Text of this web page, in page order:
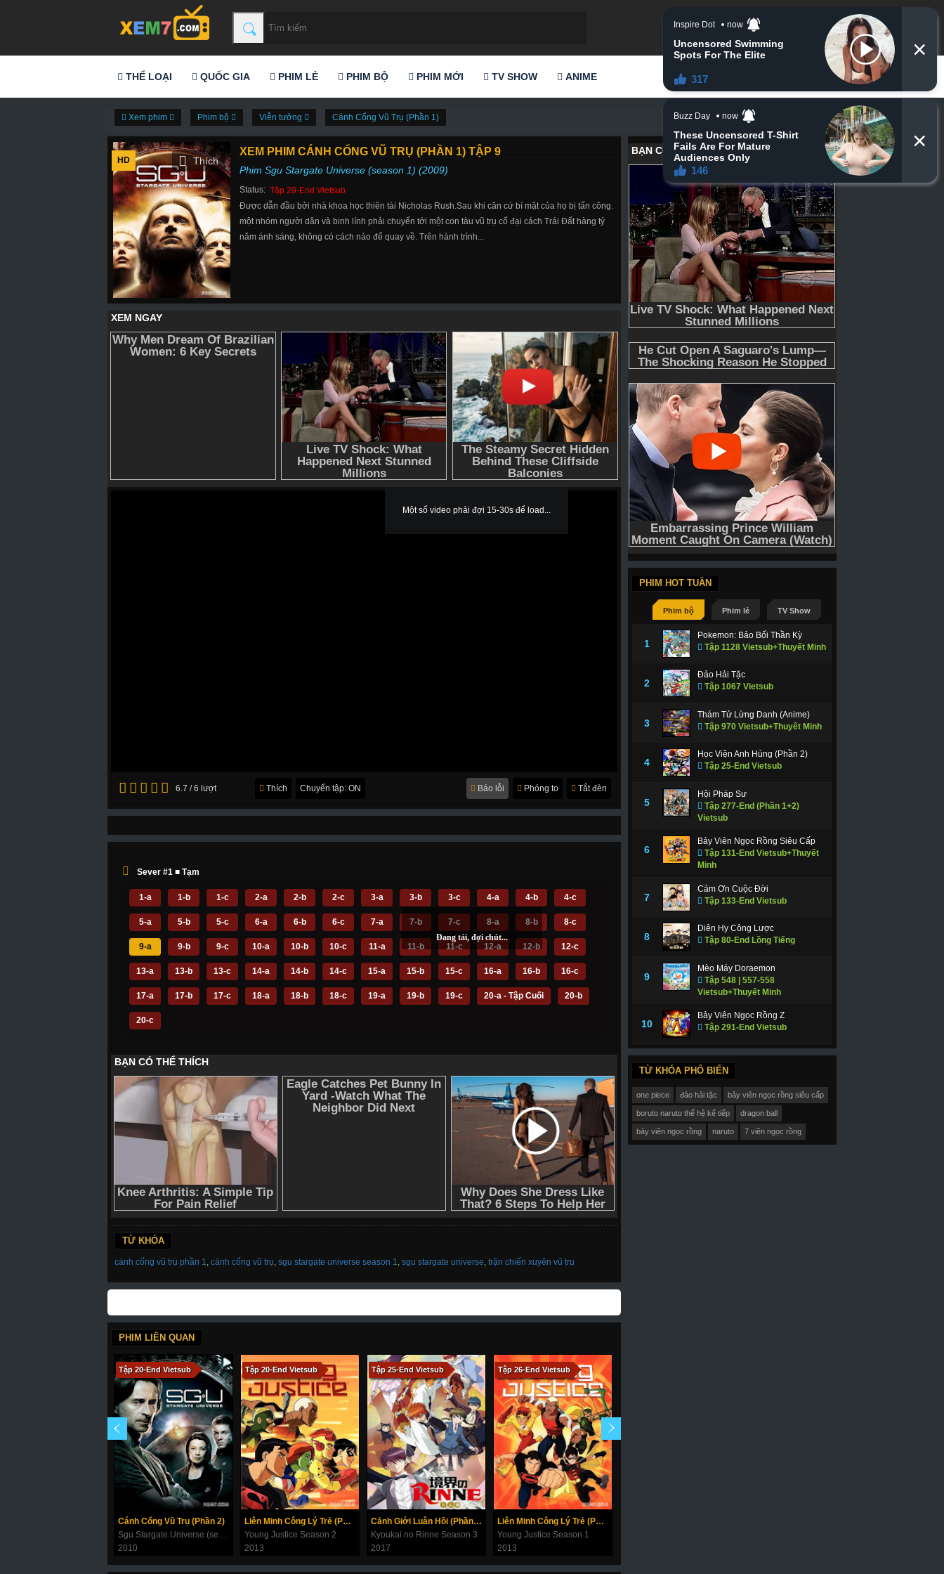
THỂ LOẠI QUỐC GIA PHIM LẺ PHIM BỘ PHIM MỚI TV SHOW ANIME
Xem phim Phim bộ Viễn tưởng Cánh Cổng Vũ Trụ (Phần 1)
HD
XEM PHIM CÁNH CỔNG VŨ TRỤ (PHẦN 1) TẬP 9
Phim Sgu Stargate Universe (season 1) (2009)
Status: Tập 20-End Vietsub
Được dẫn đầu bởi nhà khoa học thiên tài Nicholas Rush.Sau khi căn cứ bí mật của họ bị tấn công.
một nhóm người dân và binh lính phải chuyển tới một con tàu vũ trụ cổ đại cách Trái Đất hàng tỷ
năm ánh sáng, không có cách nào để quay về. Trên hành trình...
Một số video phải đợi 15-30s để load...
6.7 / 6 lượt Thích Chuyển tập: ON Tắt đèn
Phóng to
Báo lỗi
Sever #1 ■ Tạm
1-a 1-b 1-c 2-a 2-b 2-c 3-a 3-b 3-c 4-a 4-b 4-c
5-a 5-b 5-c 6-a 6-b 6-c 7-a 7-b 7-c 8-a 8-b 8-c
9-a 9-b 9-c 10-a 10-b 10-c 11-a 11-b 11-c 12-a 12-b 12-c
13-a 13-b 13-c 14-a 14-b 14-c 15-a 15-b 15-c 16-a 16-b 16-c
17-a 17-b 17-c 18-a 18-b 18-c 19-a 19-b 19-c 20-a - Tập Cuối 20-b
20-c
TỪ KHÓA
cánh cổng vũ trụ phần 1, cánh cổng vũ trụ, sgu stargate universe season 1, sgu stargate universe, trận chiến xuyên vũ trụ
PHIM LIÊN QUAN
Tập 20-End Vietsub
Cánh Cổng Vũ Trụ (Phần 2)
Sgu Stargate Universe (season 2)
2010
Tập 20-End Vietsub
Liên Minh Công Lý Trẻ (Phần 2)
Young Justice Season 2
2013
Tập 25-End Vietsub
Cảnh Giới Luân Hồi (Phần 3)
Kyoukai no Rinne Season 3
2017
Tập 26-End Vietsub
Liên Minh Công Lý Trẻ (Phần 1)
Young Justice Season 1
2013
PHIM HOT TUẦN
Phim bộ Phim lẻ TV Show
1
Pokemon: Bảo Bối Thần Kỳ
Tập 1128 Vietsub+Thuyết Minh
2
Đảo Hải Tặc
Tập 1067 Vietsub
3
Thám Tử Lừng Danh (Anime)
Tập 970 Vietsub+Thuyết Minh
4
Học Viện Anh Hùng (Phần 2)
Tập 25-End Vietsub
5
Hội Pháp Sư
Tập 277-End (Phần 1+2)
Vietsub
6
Bảy Viên Ngọc Rồng Siêu Cấp
Tập 131-End Vietsub+Thuyết
Minh
7
Cảm Ơn Cuộc Đời
Tập 133-End Vietsub
8
Diên Hy Công Lược
Tập 80-End Lồng Tiếng
9
Mèo Máy Doraemon
Tập 548 | 557-558
Vietsub+Thuyết Minh
10
Bảy Viên Ngọc Rồng Z
Tập 291-End Vietsub
TỪ KHÓA PHỔ BIẾN
one piece đảo hải tặc bảy viên ngọc rồng siêu cấp
boruto naruto thế hệ kế tiếp dragon ball
bảy viên ngọc rồng naruto 7 viên ngọc rồng